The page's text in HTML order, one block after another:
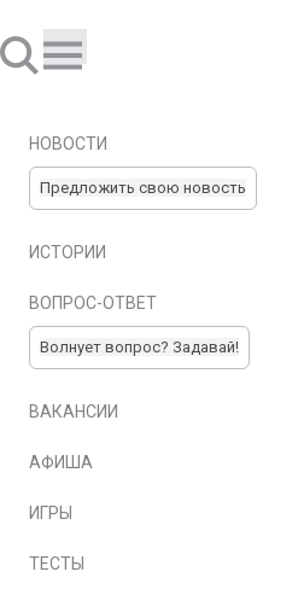
НОВОСТИ
Предложить свою новость
ИСТОРИИ
ВОПРОС-ОТВЕТ
Волнует вопрос? Задавай!
ВАКАНСИИ
АФИША
ИГРЫ
ТЕСТЫ